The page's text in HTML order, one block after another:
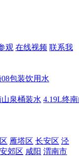
观 在线视频 联系我
包装饮用水
泉桶装水 4.19L终
雁塔区 长安区 泾
郊区 咸阳 渭南市